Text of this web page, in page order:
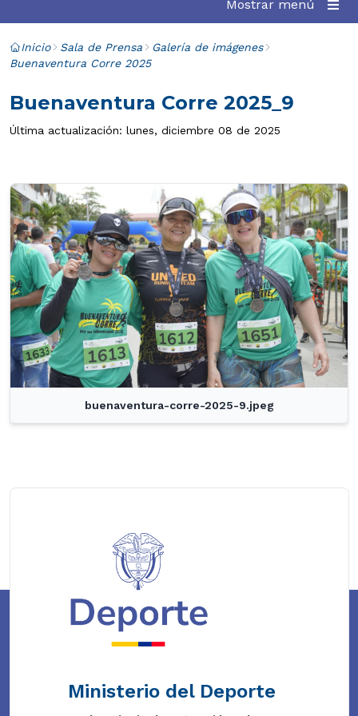
Mostrar menú
Inicio Sala de Prensa
Galería de imágenes
Buenaventura Corre 2025
Buenaventura Corre 2025_9
Última actualización: lunes, diciembre 08 de 2025
buenaventura-corre-2025-9.jpeg
Ministerio del Deporte